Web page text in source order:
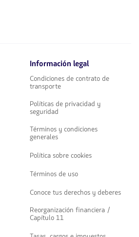
Información legal
Condiciones de contrato de
transporte
Políticas de privacidad y
seguridad
Términos y condiciones
generales
Política sobre cookies
Términos de uso
Conoce tus derechos y deberes
Reorganización financiera /
Capítulo 11